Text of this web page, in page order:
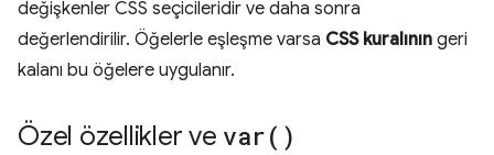
değişkenler CSS seçicileridir ve daha sonra
değerlendirilir. Öğelerle eşleşme varsa CSS kuralının geri
kalanı bu öğelere uygulanır.
Özel özellikler ve var( )